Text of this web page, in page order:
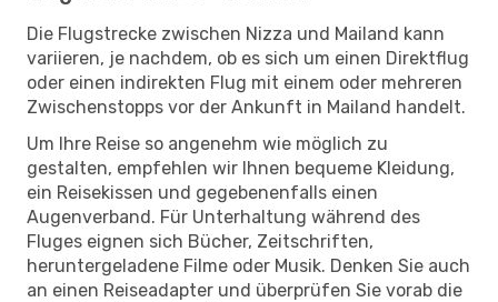
Die Flugstrecke zwischen Nizza und Mailand kann
variieren, je nachdem, ob es sich um einen Direktflug
oder einen indirekten Flug mit einem oder mehreren
Zwischenstopps vor der Ankunft in Mailand handelt.
Um Ihre Reise so angenehm wie möglich zu
gestalten, empfehlen wir Ihnen bequeme Kleidung,
ein Reisekissen und gegebenenfalls einen
Augenverband. Für Unterhaltung während des
Fluges eignen sich Bücher, Zeitschriften,
heruntergeladene Filme oder Musik. Denken Sie auch
an einen Reiseadapter und überprüfen Sie vorab die